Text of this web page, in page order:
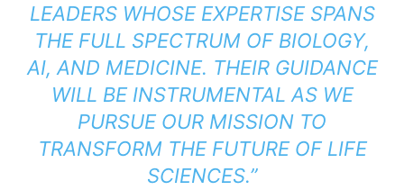
LEADERS WHOSE EXPERTISE SPANS
THE FULL SPECTRUM OF BIOLOGY,
AI, AND MEDICINE. THEIR GUIDANCE
WILL BE INSTRUMENTAL AS WE
PURSUE OUR MISSION TO
TRANSFORM THE FUTURE OF LIFE
SCIENCES.”